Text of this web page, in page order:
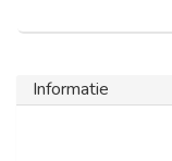
Informatie